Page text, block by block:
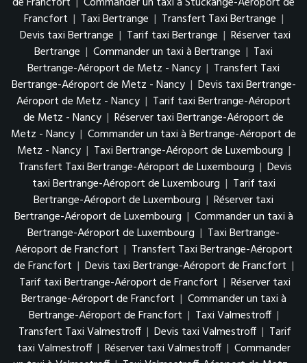
Francfort | Taxi Bertrange | Transfert Taxi Bertrange |
Devis taxi Bertrange | Tarif taxi Bertrange | Réserver taxi
Bertrange | Commander un taxi à Bertrange | Taxi
Bertrange-Aéroport de Metz - Nancy | Transfert Taxi
Bertrange-Aéroport de Metz - Nancy | Devis taxi Bertrange-
Aéroport de Metz - Nancy | Tarif taxi Bertrange-Aéroport
de Metz - Nancy | Réserver taxi Bertrange-Aéroport de
Metz - Nancy | Commander un taxi à Bertrange-Aéroport de
Metz - Nancy | Taxi Bertrange-Aéroport de Luxembourg |
Transfert Taxi Bertrange-Aéroport de Luxembourg | Devis
taxi Bertrange-Aéroport de Luxembourg | Tarif taxi
Bertrange-Aéroport de Luxembourg | Réserver taxi
Bertrange-Aéroport de Luxembourg | Commander un taxi à
Bertrange-Aéroport de Luxembourg | Taxi Bertrange-
Aéroport de Francfort | Transfert Taxi Bertrange-Aéroport
de Francfort | Devis taxi Bertrange-Aéroport de Francfort |
Tarif taxi Bertrange-Aéroport de Francfort | Réserver taxi
Bertrange-Aéroport de Francfort | Commander un taxi à
Bertrange-Aéroport de Francfort | Taxi Valmestroff |
Transfert Taxi Valmestroff | Devis taxi Valmestroff | Tarif
taxi Valmestroff | Réserver taxi Valmestroff | Commander